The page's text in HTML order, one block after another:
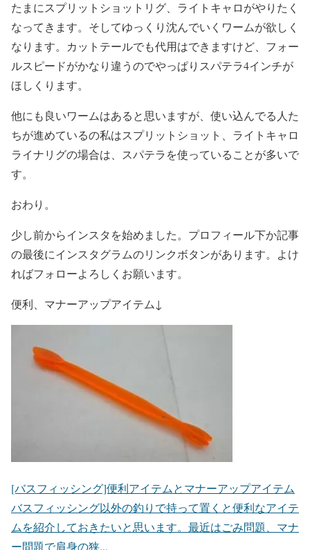
たまにスプリットショットリグ、ライトキャロがやりたく
なってきます。そしてゆっくり沈んでいくワームが欲しく
なります。カットテールでも代用はできますけど、フォー
ルスピードがかなり違うのでやっぱりスパテラ4インチが
ほしくります。
他にも良いワームはあると思いますが、使い込んでる人た
ちが進めているの私はスプリットショット、ライトキャロ
ライナリグの場合は、スパテラを使っていることが多いで
す。
おわり。
少し前からインスタを始めました。プロフィール下か記事
の最後にインスタグラムのリンクボタンがあります。よけ
ればフォローよろしくお願います。
便利、マナーアップアイテム↓
[バスフィッシング]便利アイテムとマナーアップアイテム
バスフィッシング以外の釣りで持って置くと便利なアイテ
ムを紹介しておきたいと思います。最近はごみ問題、マナ
ー問題で肩身の狭...